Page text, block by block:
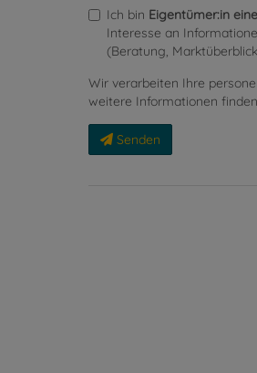
Ich bin Eigentümer:in
Interesse an
(Beratung,
Wir verarbeiten Ihre
weitere Informationen
Senden